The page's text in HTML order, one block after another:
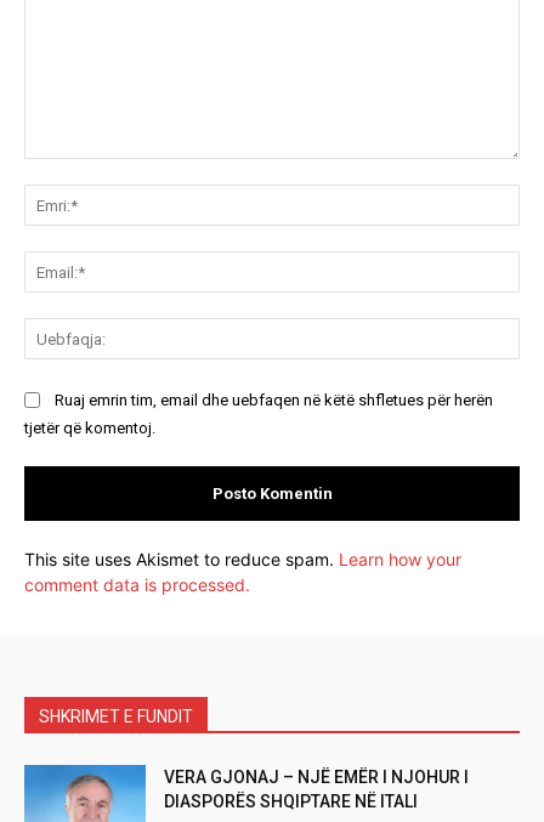
Ruaj emrin tim, email dhe uebfaqen në këtë shfletues për herën
tjetër që komentoj.
This site uses Akismet to reduce spam. Learn how your
comment data is processed.
SHKRIMET E FUNDIT
VERA GJONAJ – NJË EMËR I NJOHUR I
DIASPORËS SHQIPTARE NË ITALI